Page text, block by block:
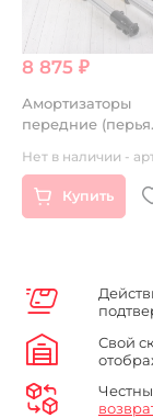
8 875 ₽
Амортизаторы
передние (перья
45/48
Нет в наличии -
Купить
Свой